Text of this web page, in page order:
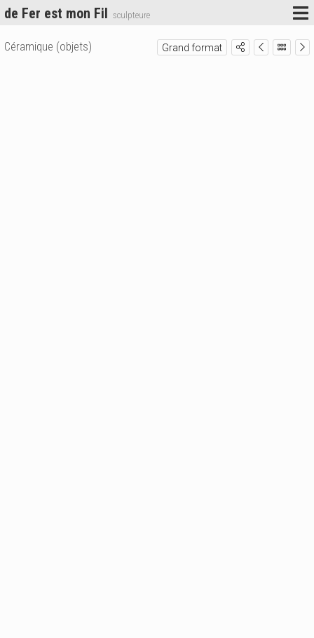
de Fer est mon Fil sculpteure
Grand format
Céramique (objets)